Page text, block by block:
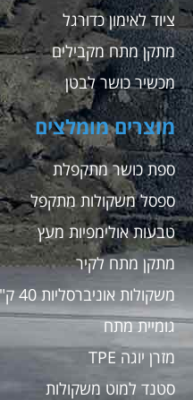
ציוד לאימון כדורגל
מתקן מתח מקבילים
מכשיר כושר לבטן
מוצרים מומלצים
ספת כושר מתקפלת
ספסל משקולות מתקפל
טבעות אולימפיות מעץ
מתקן מתח לקיר
משקולות אוניברסליות 40 ק"ג
גומיית מתח
מזרן יוגה TPE
סטנד למוט משקולות